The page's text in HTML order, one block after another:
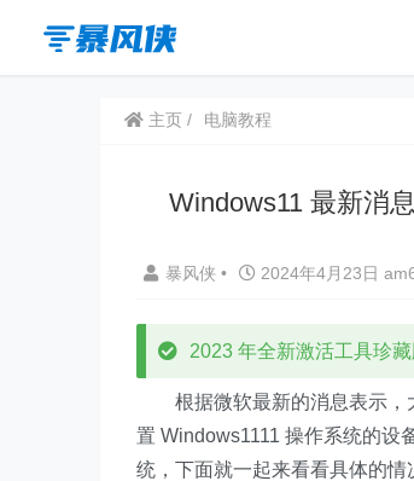
主页 电脑教程
Windows11 最新消
暴风侠 • 2024年4月23日
2023 年全新激活工具珍
根据微软最新的消息表示，
置 Windows1111 操作系统的设
统，下面就一起来看看具体的情